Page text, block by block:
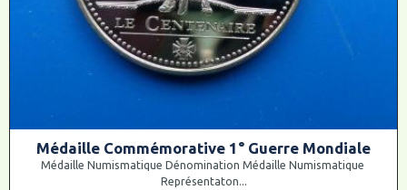
Médaille Commémorative 1° Guerre Mondiale
Médaille Numismatique Dénomination Médaille Numismatique
Représentaton...